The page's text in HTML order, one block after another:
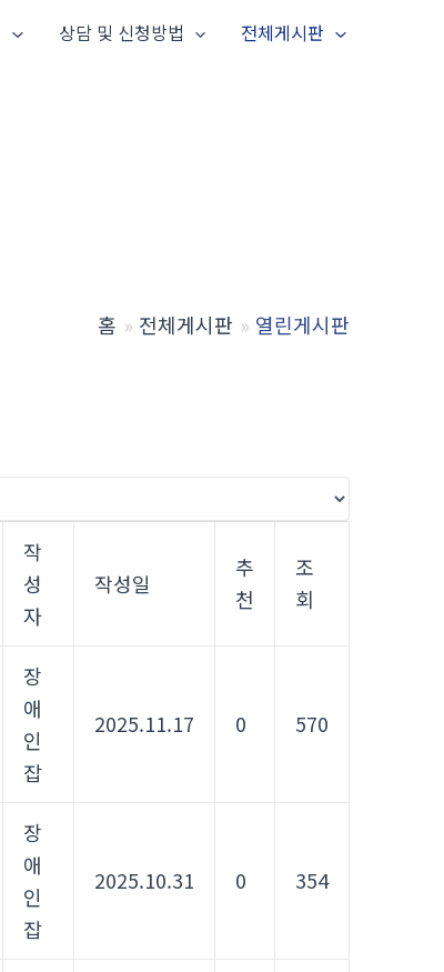
상담 및 신청방법 전체게시판
홈 전체게시판 열린게시판
작
성
자
작성일
추
천
조
회
장
애
인
잡
2025.11.17 0 570
장
애
인
잡
2025.10.31 0 354